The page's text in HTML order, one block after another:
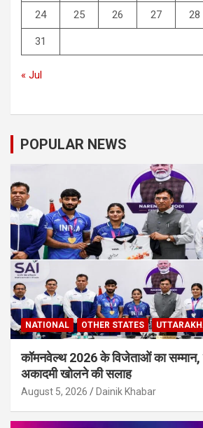
24 25 26 27 28
31
« Jul
POPULAR NEWS
NATIONAL OTHER STATES
कॉमनवेल्थ 2026 के विजेताओं का सम्मान,
अकादमी खोलने की सलाह
August 5, 2026 Dainik Khabar